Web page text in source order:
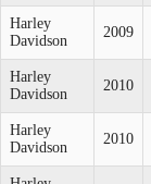
Harley
Davidson
2009
Harley
Davidson
2010
Harley
Davidson
2010